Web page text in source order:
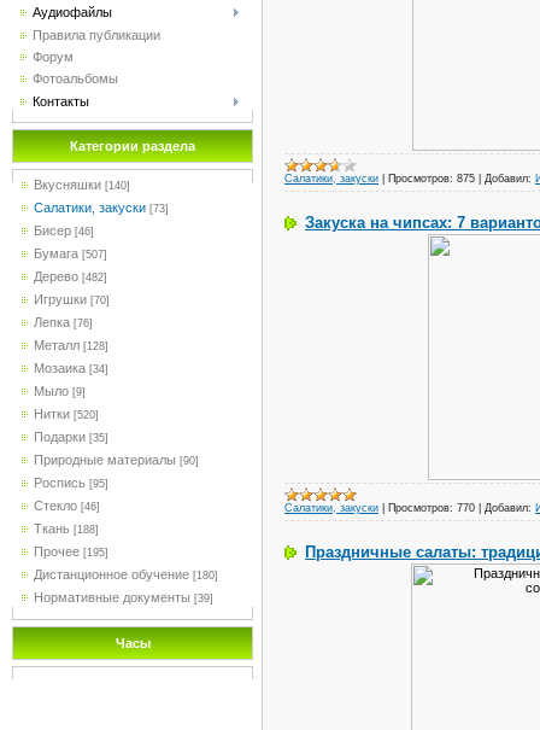
Аудиофайлы
Правила публикации
Форум
Фотоальбомы
Контакты
Категории раздела
Вкусняшки [140]
Салатики, закуски [73]
Бисер [46]
Бумага [507]
Дерево [482]
Игрушки [70]
Лепка [76]
Металл [128]
Мозаика [34]
Мыло [9]
Нитки [520]
Подарки [35]
Природные материалы [90]
Роспись [95]
Стекло [46]
Ткань [188]
Прочее [195]
Дистанционное обучение [180]
Нормативные документы [39]
Часы
Салатики, закуски Просмотров: 875 Добавил:
Закуска на чипсах: 7
Салатики, закуски Просмотров: 770 Добавил:
Праздничные салаты: